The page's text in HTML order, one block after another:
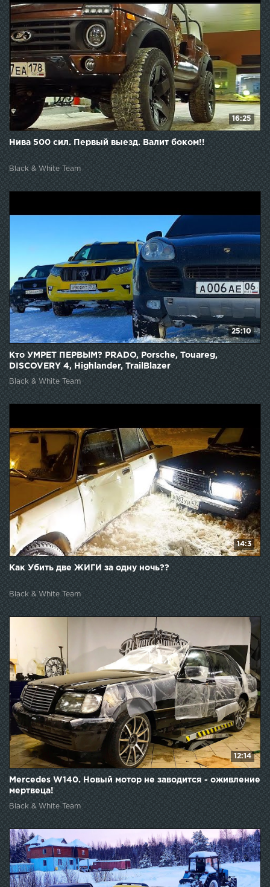
16:25
Нива 500 сил. Первый выезд. Валит боком!!
Black & White Team
25:10
Кто УМРЕТ ПЕРВЫМ? PRADO, Porsche, Touareg,
DISCOVERY 4, Highlander, TrailBlazer
Black & White Team
14:3
Как Убить две ЖИГИ за одну ночь??
Black & White Team
12:14
Mercedes W140. Новый мотор не заводится - оживление
мертвеца!
Black & White Team